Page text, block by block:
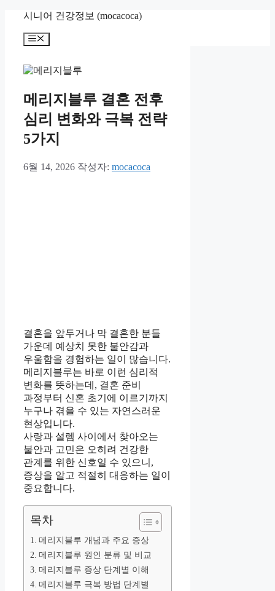
시니어 건강정보 (mocacoca)
메
메리지블루 결혼 전후
심리 변화와 극복 전략
5가지
6월 14, 2026 작성자: mocacoca
결혼을 앞두거나 막 결혼한 분들
가운데 예상치 못한 불안감과
우울함을 경험하는 일이 많습니다.
메리지블루는 바로 이런 심리적
변화를 뜻하는데, 결혼 준비
과정부터 신혼 초기에 이르기까지
누구나 겪을 수 있는 자연스러운
현상입니다.
사랑과 설렘 사이에서 찾아오는
불안과 고민은 오히려 건강한
관계를 위한 신호일 수 있으니,
증상을 알고 적절히 대응하는 일이
중요합니다.
목차
메리지블루 개념과 주요 증상
메리지블루 원인 분류 및 비교
메리지블루 증상 단계별 이해
메리지블루 극복 방법 단계별